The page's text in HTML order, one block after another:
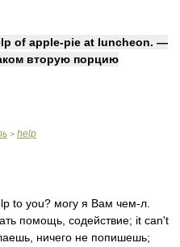
of apple-pie at luncheon. —
вторую порцию
> help
to you? могу я Вам чем-л.
помощь, содействие; it can't
ничего не попишешь;